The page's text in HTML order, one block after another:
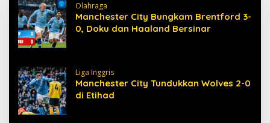
Olahraga
Manchester City Bungkam Brentford 3-
0, Doku dan Haaland Bersinar
Liga Inggris
Manchester City Tundukkan Wolves 2-0
di Etihad